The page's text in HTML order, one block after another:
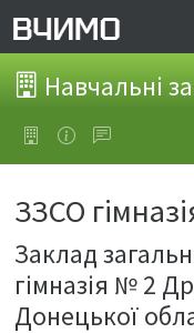
Навчальні
ЗЗСО
Заклад
гімназія № 2
Донецької